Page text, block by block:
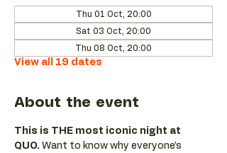
Thu 01 Oct, 20:00
Sat 03 Oct, 20:00
Thu 08 Oct, 20:00
View all 19 dates
About the event
This is THE most iconic night at
QUO. Want to know why everyone’s